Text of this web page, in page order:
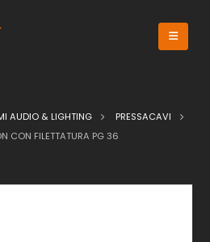
AUDIO & LIGHTING
PRESSACAVI
CON FILETTATURA PG 36